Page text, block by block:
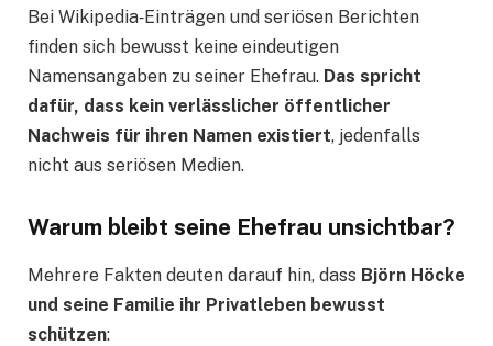
Bei Wikipedia‑Einträgen und seriösen Berichten
finden sich bewusst keine eindeutigen
Namensangaben zu seiner Ehefrau. Das spricht
dafür, dass kein verlässlicher öffentlicher
Nachweis für ihren Namen existiert, jedenfalls
nicht aus seriösen Medien.
Warum bleibt seine Ehefrau unsichtbar?
Mehrere Fakten deuten darauf hin, dass Björn Höcke
und seine Familie ihr Privatleben bewusst
schützen: